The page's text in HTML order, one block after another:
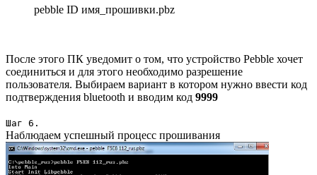
pebble ID имя_прошивки.pbz
После этого ПК уведомит о том, что устройство Pebble хочет
соединиться и для этого необходимо разрешение
пользователя. Выбираем вариант в котором нужно ввести код
подтверждения bluetooth и вводим код 9999
Шаг 6.
Наблюдаем успешный процесс прошивания